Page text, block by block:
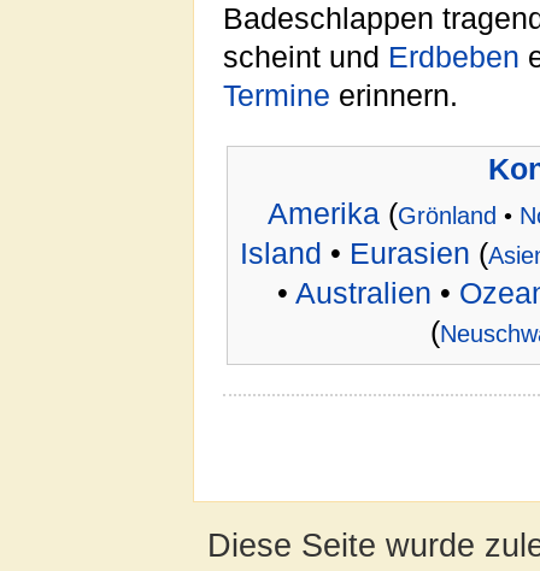
Badeschlappen
scheint und Erdbeben
Termine erinnern.
Amerika (Grönland •
Island • Eurasien (
• Australien •
(
Diese Seite wurde